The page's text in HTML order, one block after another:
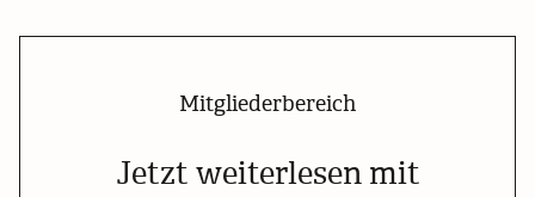
Mitgliederbereich
Jetzt weiterlesen mit